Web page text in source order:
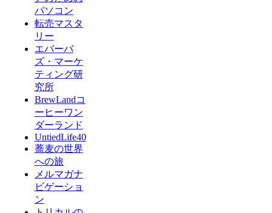
パソコン
転売マスタ
リー
エバーバ
ズ・マーケ
ティング研
究所
BrewLandコ
ーヒーワン
ダーランド
UntiedLife40
蕎麦の世界
への旅
メルマガナ
ビゲーショ
ン